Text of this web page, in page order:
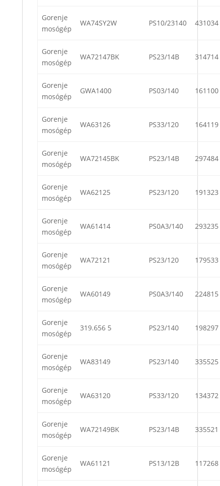
Gorenje
mosógép
WA74SY2W PS10/23140 431034
Gorenje
mosógép
WA72147BK PS23/14B 314714
Gorenje
mosógép
GWA1400 PS03/140 161100
Gorenje
mosógép
WA63126 PS33/120 164119
Gorenje
mosógép
WA72145BK PS23/14B 297484
Gorenje
mosógép
WA62125 PS23/120 191323
Gorenje
mosógép
WA61414 PS0A3/140 293235
Gorenje
mosógép
WA72121 PS23/120 179533
Gorenje
mosógép
WA60149 PS0A3/140 224815
Gorenje
mosógép
319.656 5 PS23/140 198297
Gorenje
mosógép
WA83149 PS23/140 335525
Gorenje
mosógép
WA63120 PS33/120 134372
Gorenje
mosógép
WA72149BK PS23/14B 335521
Gorenje
mosógép
WA61121 PS13/12B 117268